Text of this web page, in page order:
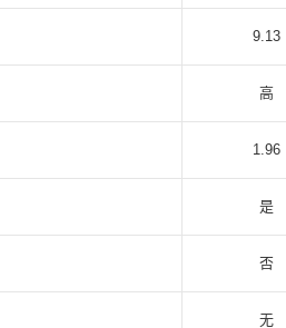
9.13
高
1.96
是
否
无